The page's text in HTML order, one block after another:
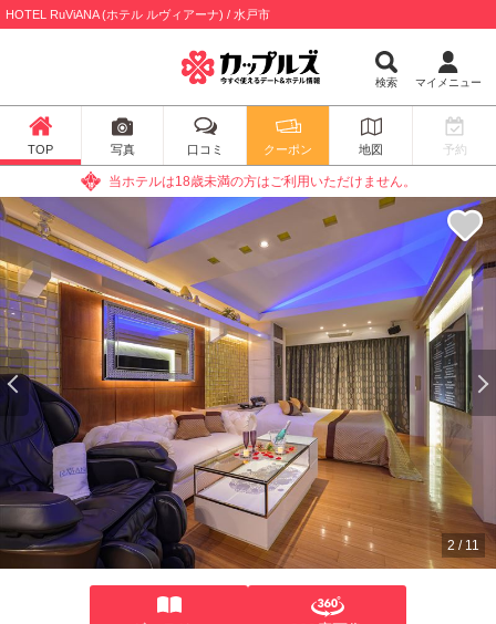
HOTEL RuViANA (ホテル ルヴィアーナ) / 水戸市
検索 マイメニュー
TOP 写真 口コミ クーポン 地図 予約
当ホテルは18歳未満の方はご利用いただけません。
2 / 11